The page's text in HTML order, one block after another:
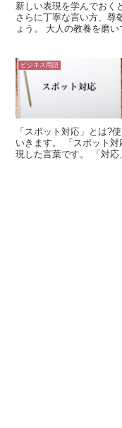
新しい表現を学んでおく
さらに丁寧な言い方、尊
ょう。 大人の教養を磨
ビジネス用語
「スポット対応」とは?
いきます。 「スポット
現した言葉です。 「対